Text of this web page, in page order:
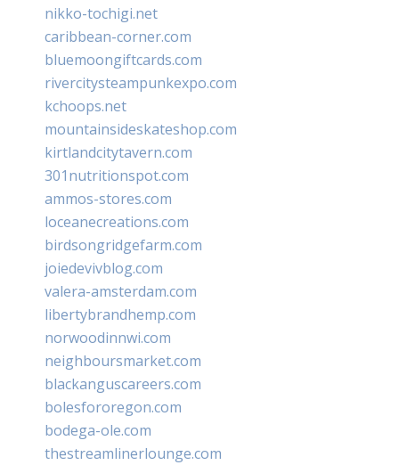
nikko-tochigi.net
caribbean-corner.com
bluemoongiftcards.com
rivercitysteampunkexpo.com
kchoops.net
mountainsideskateshop.com
kirtlandcitytavern.com
301nutritionspot.com
ammos-stores.com
loceanecreations.com
birdsongridgefarm.com
joiedevivblog.com
valera-amsterdam.com
libertybrandhemp.com
norwoodinnwi.com
neighboursmarket.com
blackanguscareers.com
bolesfororegon.com
bodega-ole.com
thestreamlinerlounge.com